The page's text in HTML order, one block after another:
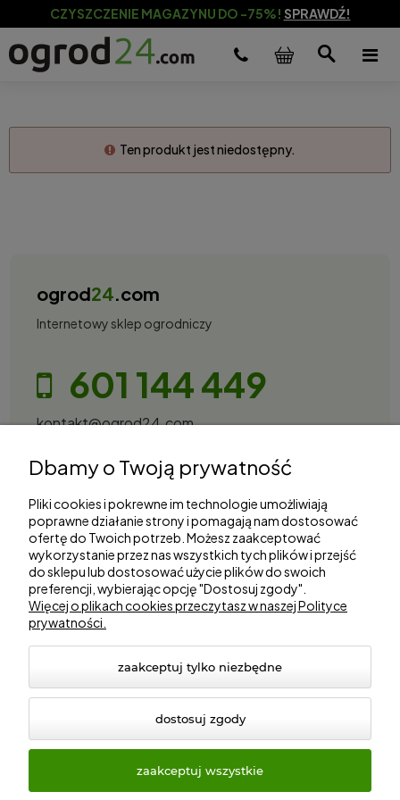
CZYSZCZENIE MAGAZYNU DO -75%! SPRAWDŹ!
Ten produkt jest niedostępny.
ogrod24.com
Internetowy sklep ogrodniczy
601 144 449
kontakt@ogrod24.com
Gorzowska 27, 66-530 Trzebicz
Zakupy
Informacje
Marki
© 2026 ogrod24.com. Wszelkie prawa zastrzeżone.
Dbamy o Twoją prywatność
Pliki cookies i pokrewne im technologie umożliwiają
poprawne działanie strony i pomagają nam dostosować
ofertę do Twoich potrzeb. Możesz zaakceptować
wykorzystanie przez nas wszystkich tych plików i przejść
do sklepu lub dostosować użycie plików do swoich
preferencji, wybierając opcję "Dostosuj zgody".
Więcej o plikach cookies przeczytasz w naszej Polityce
prywatności.
zaakceptuj tylko niezbędne
dostosuj zgody
zaakceptuj wszystkie